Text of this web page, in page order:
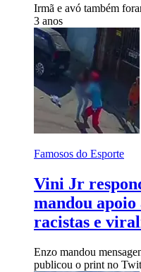
Irmã e avó também
3 anos
Famosos do Esporte
Vini Jr
mandou apoio
racistas e
Enzo mandou
publicou o print no